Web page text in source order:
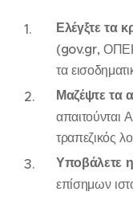
Ελέγξτε τα
(gov.gr,
τα
Μαζέψτε τα
απαιτούνται
τραπεζικός
Υποβάλετε
επίσημων